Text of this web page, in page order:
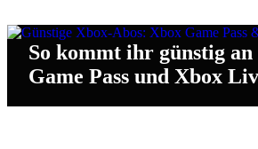
So kommt ihr günstig an
Game Pass und Xbox